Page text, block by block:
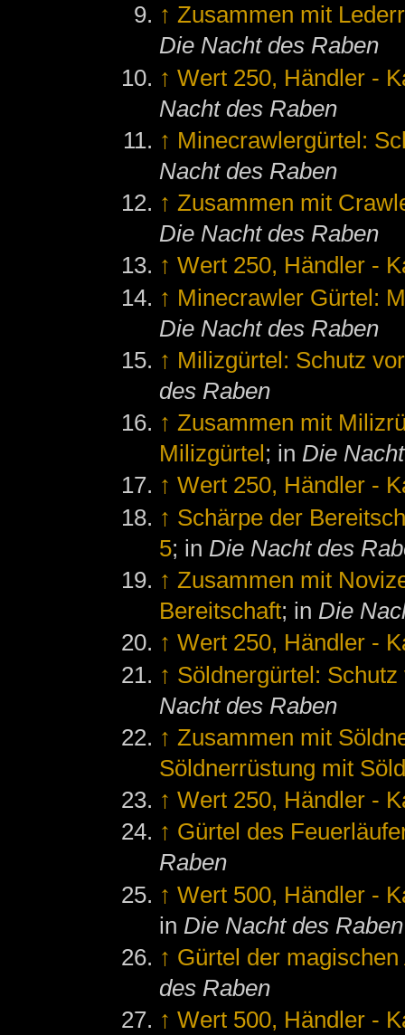
↑ Zusammen mit
Die Nacht des Raben
↑ Wert 250, Händler -
Nacht des Raben
↑ Minecrawlergürtel:
Nacht des Raben
↑ Zusammen mit
Die Nacht des Raben
↑ Wert 250, Händler -
↑ Minecrawler Gürtel:
Die Nacht des Raben
↑ Milizgürtel: Schutz
des Raben
↑ Zusammen mit
Milizgürtel; in Die
↑ Wert 250, Händler -
↑ Schärpe der
5; in Die Nacht des
↑ Zusammen mit
Bereitschaft; in Die
↑ Wert 250, Händler -
↑ Söldnergürtel:
Nacht des Raben
↑ Zusammen mit
Söldnerrüstung mit
↑ Wert 250, Händler -
↑ Gürtel des
Raben
↑ Wert 500, Händler -
in Die Nacht des Raben
↑ Gürtel der
des Raben
↑ Wert 500, Händler -